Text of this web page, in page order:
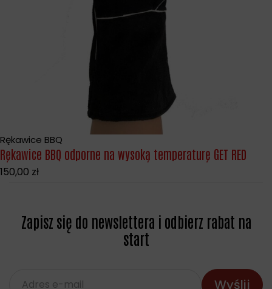
Rękawice BBQ
Rękawice BBQ odporne na wysoką temperaturę GET RED
150,00 zł
Zapisz się do newslettera i odbierz rabat na
start